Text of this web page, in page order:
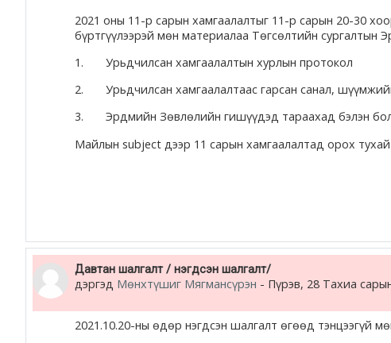
2021 оны 11-р сарын хамгаалалтыг 11-р сарын 20-30
бүртгүүлээрэй мөн материалаа Төгсөлтийн сургалтын
1. Урьдчилсан хамгаалалтын хурлын протокол
2. Урьдчилсан хамгаалалтаас гарсан санал, шүүмжийн
3. Эрдмийн Зөвлөлийн гишүүдэд тараахад бэлэн
Майлын subject дээр 11 сарын хамгаалалтад орох тухай
Давтан шалгалт / нэгдсэн шалгалт/
дэргэд Мөнхтүшиг Мягмансүрэн - Пүрэв, 28 Тахиа
2021.10.20-ны өдөр нэгдсэн шалгалт өгөөд тэнцээгүй